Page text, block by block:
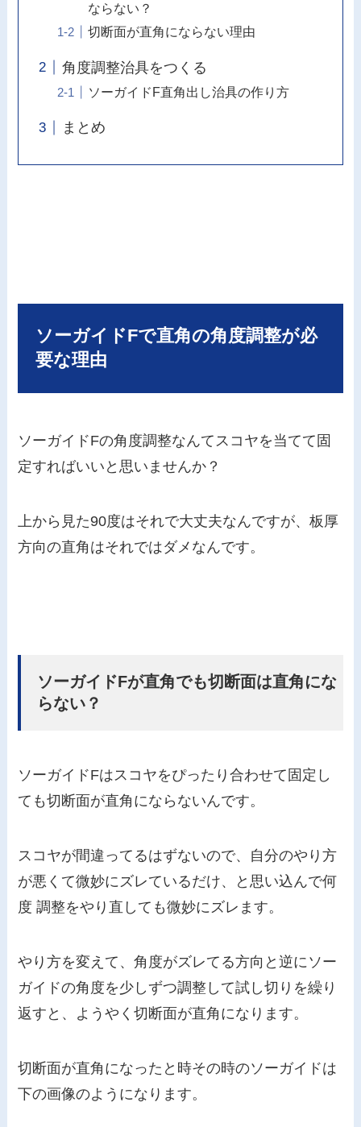
ならない？
切断面が直角にならない理由
角度調整治具をつくる
ソーガイドF直角出し治具の作り方
まとめ
ソーガイドFで直角の角度調整が必
要な理由
ソーガイドFの角度調整なんてスコヤを当てて固
定すればいいと思いませんか？
上から見た90度はそれで大丈夫なんですが、板厚
方向の直角はそれではダメなんです。
ソーガイドFが直角でも切断面は直角にな
らない？
ソーガイドFはスコヤをぴったり合わせて固定し
ても切断面が直角にならないんです。
スコヤが間違ってるはずないので、自分のやり方
が悪くて微妙にズレているだけ、と思い込んで何
度 調整をやり直しても微妙にズレます。
やり方を変えて、角度がズレてる方向と逆にソー
ガイドの角度を少しずつ調整して試し切りを繰り
返すと、ようやく切断面が直角になります。
切断面が直角になったと時その時のソーガイドは
下の画像のようになります。